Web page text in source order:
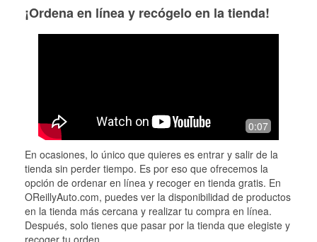
¡Ordena en línea y recógelo en la tienda!
0:07
En ocasiones, lo único que quieres es entrar y salir de la
tienda sin perder tiempo. Es por eso que ofrecemos la
opción de ordenar en línea y recoger en tienda gratis. En
OReillyAuto.com, puedes ver la disponibilidad de productos
en la tienda más cercana y realizar tu compra en línea.
Después, solo tienes que pasar por la tienda que elegiste y
recoger tu orden.